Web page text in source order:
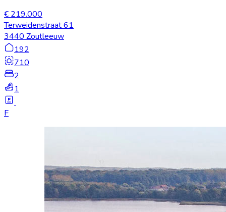
€ 219.000
Terweidenstraat 61
3440 Zoutleeuw
192
710
2
1
F